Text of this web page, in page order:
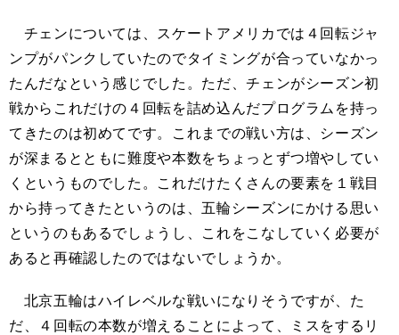
チェンについては、スケートアメリカでは４回転ジャ
ンプがパンクしていたのでタイミングが合っていなかっ
たんだなという感じでした。ただ、チェンがシーズン初
戦からこれだけの４回転を詰め込んだプログラムを持っ
てきたのは初めてです。これまでの戦い方は、シーズン
が深まるとともに難度や本数をちょっとずつ増やしてい
くというものでした。これだけたくさんの要素を１戦目
から持ってきたというのは、五輪シーズンにかける思い
というのもあるでしょうし、これをこなしていく必要が
あると再確認したのではないでしょうか。
北京五輪はハイレベルな戦いになりそうですが、た
だ、４回転の本数が増えることによって、ミスをするリ